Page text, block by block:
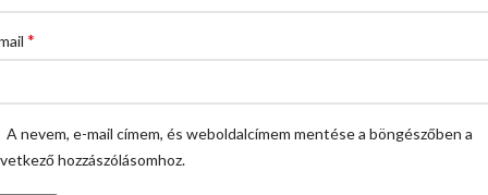
*
A nevem, e-mail címem, és weboldalcímem mentése a böngészőben a
hozzászólásomhoz.